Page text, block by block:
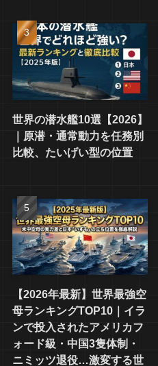
世界の潜水艦10選【2026】
｜原潜・通常動力を任務別
比較、たいげい型の位置
【2026年最新】世界最強空
母ランキングTOP10｜イラ
ンで投入されたアメリカフ
ォード級・中国3隻体制・
ニミッツ退役…激変する世